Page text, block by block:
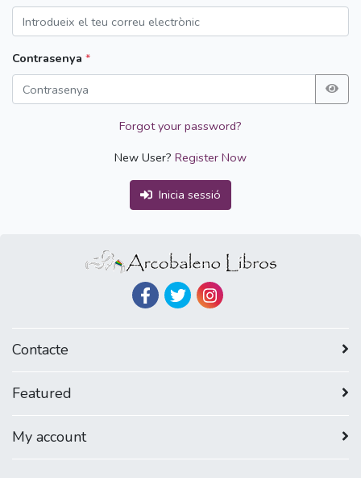
Contrasenya *
Forgot your password?
New User? Register Now
Inicia sessió
Contacte
Featured
My account